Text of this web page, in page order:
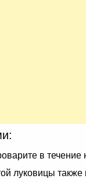
в течение
луковицы также